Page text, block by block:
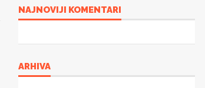
NAJNOVIJI KOMENTARI
ARHIVA